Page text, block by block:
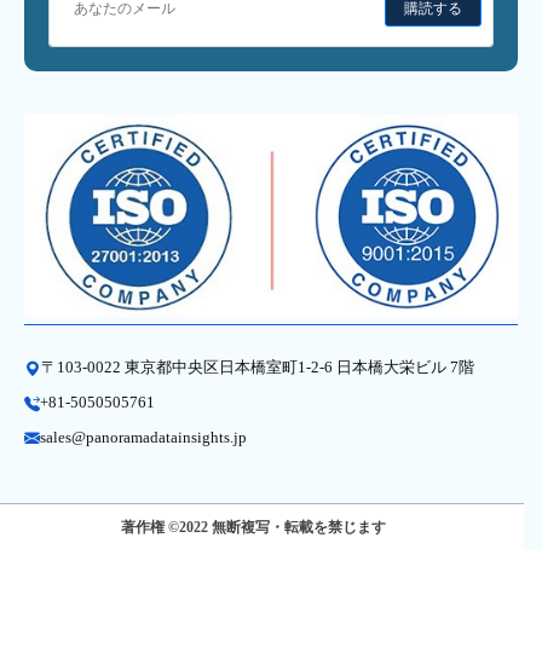
購読する
〒103-0022 東京都中央区日本橋室町1-2-6 日本橋大栄ビル 7階
+81-5050505761
sales@panoramadatainsights.jp
著作権 ©2022 無断複写・転載を禁じます